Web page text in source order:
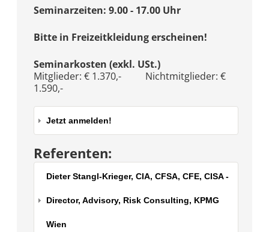
Seminarzeiten: 9.00 - 17.00 Uhr
Bitte in Freizeitkleidung erscheinen!
Seminarkosten (exkl. USt.)
Mitglieder: € 1.370,- Nichtmitglieder: €
1.590,-
Jetzt anmelden!
Referenten:
Dieter Stangl-Krieger, CIA, CFSA, CFE, CISA -
Director, Advisory, Risk Consulting, KPMG
Wien